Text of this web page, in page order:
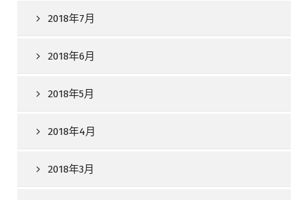
2018年7月
2018年6月
2018年5月
2018年4月
2018年3月